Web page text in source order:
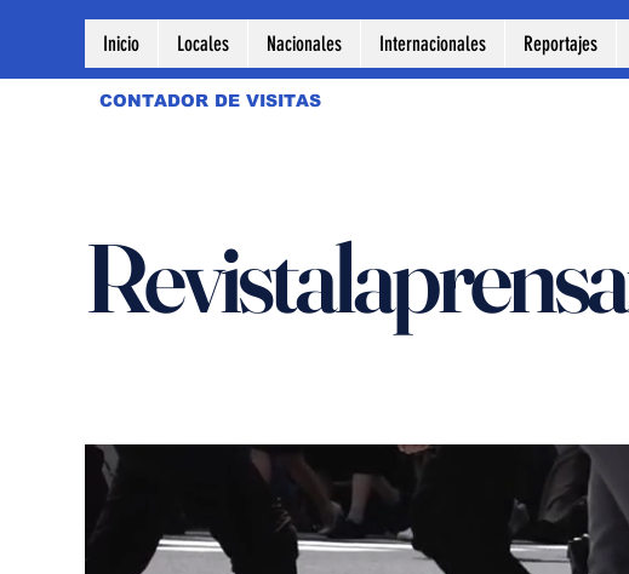
Inicio Locales Nacionales Internacionales Reportajes
CONTADOR DE VISITAS